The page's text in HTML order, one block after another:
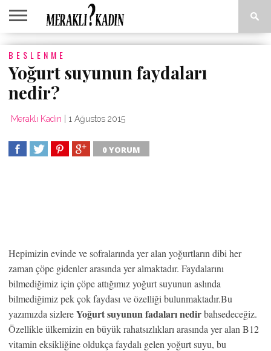
ANASAYFA
ANNE &
AŞK &
ASTROLOJI
EĞLENCE
GÜZELLIK
MODA
SAĞLIK
YEMEK
BESLENME
Yoğurt suyunun faydaları
nedir?
Meraklı Kadın 1 Ağustos 2015
0 YORUM
Hepimizin evinde ve sofralarında yer alan yoğurtların dibi her
zaman çöpe gidenler arasında yer almaktadır. Faydalarını
bilmediğimiz için çöpe attığımız yoğurt suyunun aslında
bilmediğimiz pek çok faydası ve özelliği bulunmaktadır.Bu
yazımızda sizlereYoğurt suyununfadaları nedirbahsedeceğiz.
Özellikle ülkemizin en büyük rahatsızlıkları arasında yer alan B12
vitamin eksikliğine oldukça faydalı gelen yoğurt suyu, bu